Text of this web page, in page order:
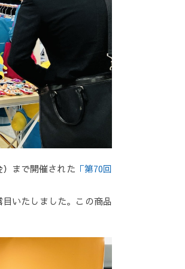
まで開催された 「第70回
いたしました。この商品